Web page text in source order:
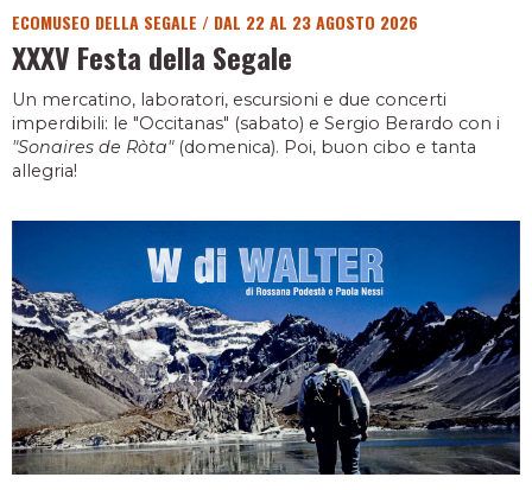
ECOMUSEO DELLA SEGALE / DAL 22 AL 23 AGOSTO 2026
XXXV Festa della Segale
Un mercatino, laboratori, escursioni e due concerti
imperdibili: le "Occitanas" (sabato) e Sergio Berardo con i
"Sonaires de Ròta"(domenica). Poi, buon cibo e tanta
allegria!